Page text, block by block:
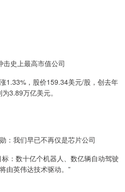
史上最高市值公司
1.33%，股价159.34美元/股，创去年
3.89万亿美元。
：我们早已不再仅是芯片公司
：数十亿个机器人、数亿辆自动驾驶
由英伟达技术驱动。”